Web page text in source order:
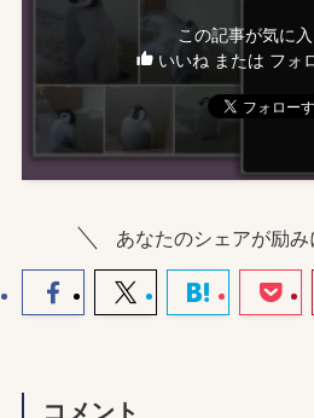
この記事が気に
いいね または フォ
あなたのシェアが励み
コメント